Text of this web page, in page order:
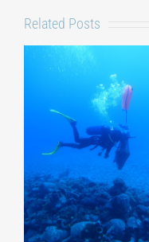
Related Posts